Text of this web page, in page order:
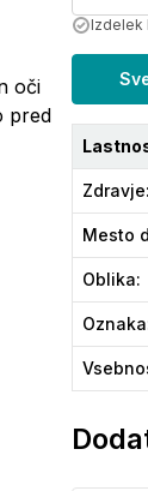
oči
pred
Izdelek
Zdravje:
Mesto
Oblika:
Oznaka